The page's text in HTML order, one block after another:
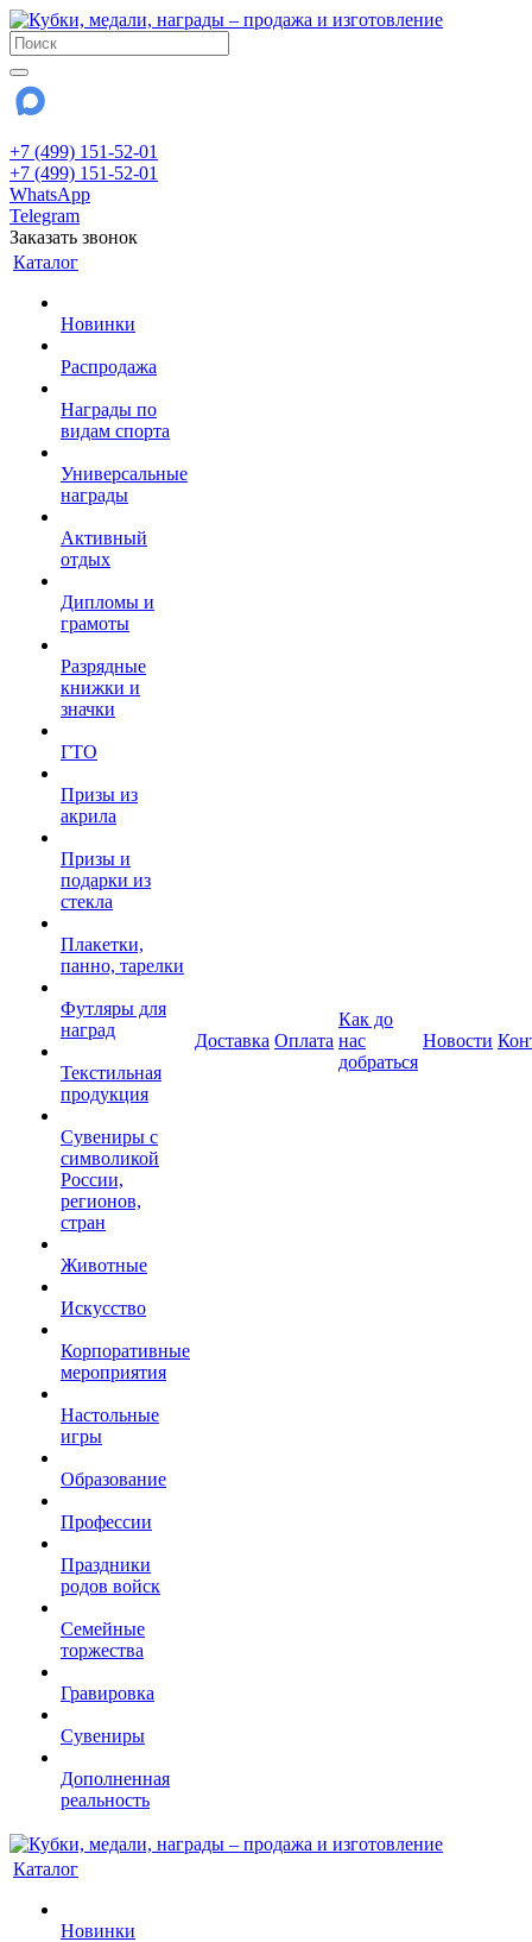
+7 (499) 151-52-01
+7 (499) 151-52-01
WhatsApp
Telegram
Заказать звонок
Каталог
Новинки
Распродажа
Награды по
видам спорта
Универсальные
награды
Активный
отдых
Дипломы и
грамоты
Разрядные
книжки и
значки
ГТО
Призы из
акрила
Призы и
подарки из
стекла
Плакетки,
панно, тарелки
Футляры для
наград
Текстильная
продукция
Сувениры с
символикой
России,
регионов,
стран
Животные
Искусство
Корпоративные
мероприятия
Настольные
игры
Образование
Профессии
Праздники
родов войск
Семейные
торжества
Гравировка
Сувениры
Дополненная
реальность
Доставка Оплата
Как до
нас
добраться
Новости
Каталог
Новинки